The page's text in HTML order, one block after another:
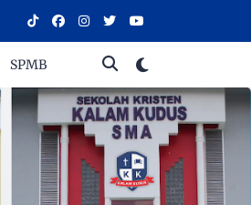
- SELAMAT DATANG DI SEKOLAH
SPMB